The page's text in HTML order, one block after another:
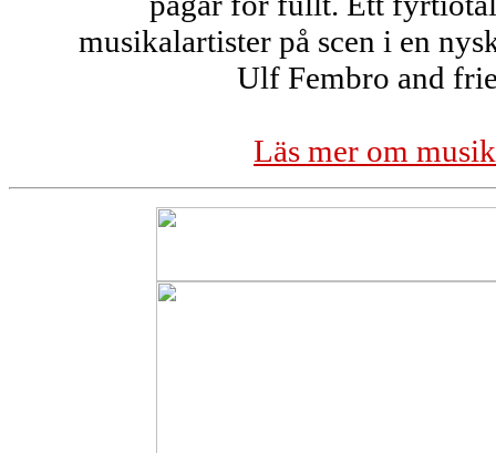
musikalartister på scen i en
Ulf Fembro and
Läs mer om